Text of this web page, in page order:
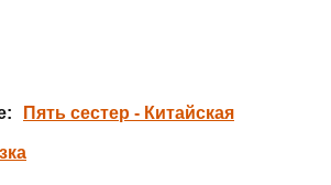
Пять сестер - Китайская